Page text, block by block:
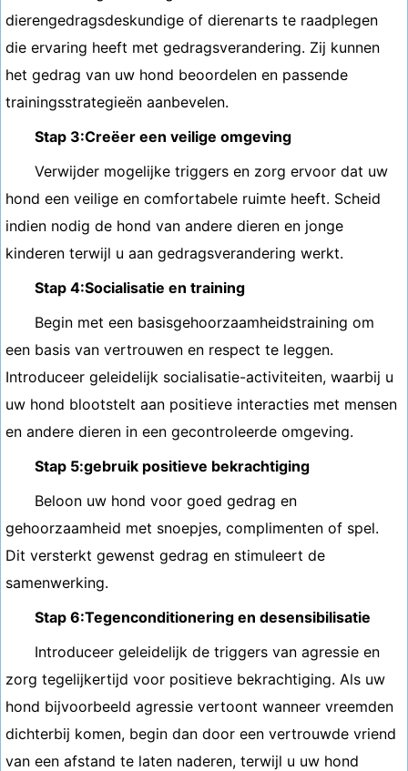
dierengedragsdeskundige of dierenarts te raadplegen
die ervaring heeft met gedragsverandering. Zij kunnen
het gedrag van uw hond beoordelen en passende
trainingsstrategieën aanbevelen.
Stap 3:Creëer een veilige omgeving
Verwijder mogelijke triggers en zorg ervoor dat uw
hond een veilige en comfortabele ruimte heeft. Scheid
indien nodig de hond van andere dieren en jonge
kinderen terwijl u aan gedragsverandering werkt.
Stap 4:Socialisatie en training
Begin met een basisgehoorzaamheidstraining om
een ​​basis van vertrouwen en respect te leggen.
Introduceer geleidelijk socialisatie-activiteiten, waarbij u
uw hond blootstelt aan positieve interacties met mensen
en andere dieren in een gecontroleerde omgeving.
Stap 5:gebruik positieve bekrachtiging
Beloon uw hond voor goed gedrag en
gehoorzaamheid met snoepjes, complimenten of spel.
Dit versterkt gewenst gedrag en stimuleert de
samenwerking.
Stap 6:Tegenconditionering en desensibilisatie
Introduceer geleidelijk de triggers van agressie en
zorg tegelijkertijd voor positieve bekrachtiging. Als uw
hond bijvoorbeeld agressie vertoont wanneer vreemden
dichterbij komen, begin dan door een vertrouwde vriend
van een afstand te laten naderen, terwijl u uw hond